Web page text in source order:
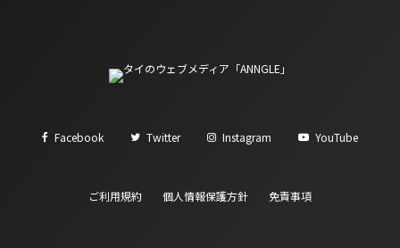
Facebook Twitter Instagram YouTube
ご利用規約 個人情報保護方針 免責事項